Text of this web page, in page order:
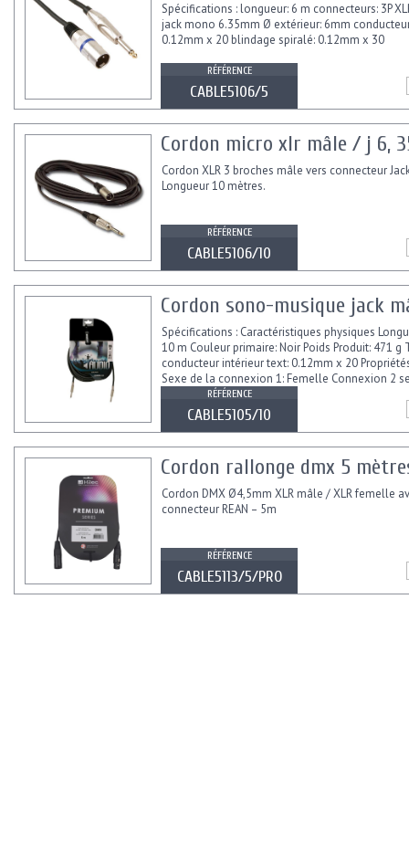
Spécifications : longueur: 6 m connecteurs: 3P
jack mono 6.35mm Ø extérieur: 6mm
0.12mm x 20 blindage spiralé: 0.12mm x 30
RÉFÉRENCE
CABLE5106/5
Cordon micro xlr mâle / j 6,
Cordon XLR 3 broches mâle vers connecteur
Longueur 10 mètres.
RÉFÉRENCE
CABLE5106/10
Cordon sono-musique jack
Spécifications : Caractéristiques physiques
10 m Couleur primaire: Noir Poids Produit: 471 g
conducteur intérieur text: 0.12mm x 20
Sexe de la connexion 1: Femelle Connexion 2
RÉFÉRENCE
CABLE5105/10
Cordon rallonge dmx 5
Cordon DMX Ø4,5mm XLR mâle / XLR femelle
connecteur REAN – 5m
RÉFÉRENCE
CABLE5113/5/PRO